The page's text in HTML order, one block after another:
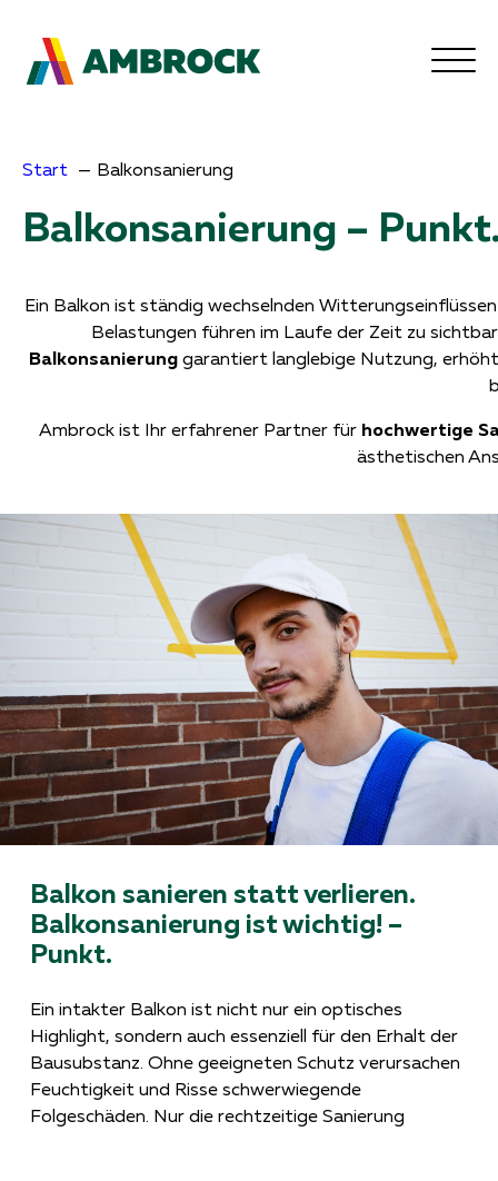
Start Balkonsanierung
Balkonsanierung –
Ein Balkon ist ständig wechselnden
Belastungen führen im Laufe der Zeit zu
Balkonsanierunggarantiert langlebige Nutzung,
Ambrock ist Ihr erfahrener Partner für hochwertige
ästhetischen
Balkon sanieren statt verlieren.
Balkonsanierung ist wichtig! –
Punkt.
Ein intakter Balkon ist nicht nur ein optisches
Highlight, sondern auch essenziell für den Erhalt der
Bausubstanz. Ohne geeigneten Schutz verursachen
Feuchtigkeit und Risse schwerwiegende
Folgeschäden. Nur die rechtzeitige Sanierung